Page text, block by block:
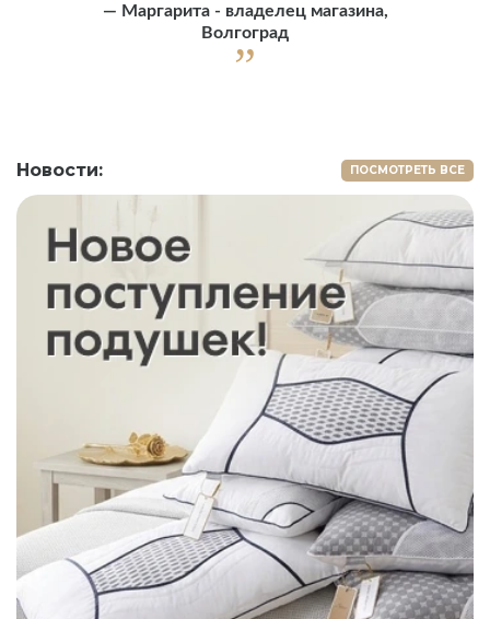
— Маргарита - владелец магазина,
Волгоград
Новости: ПОСМОТРЕТЬ ВСЕ